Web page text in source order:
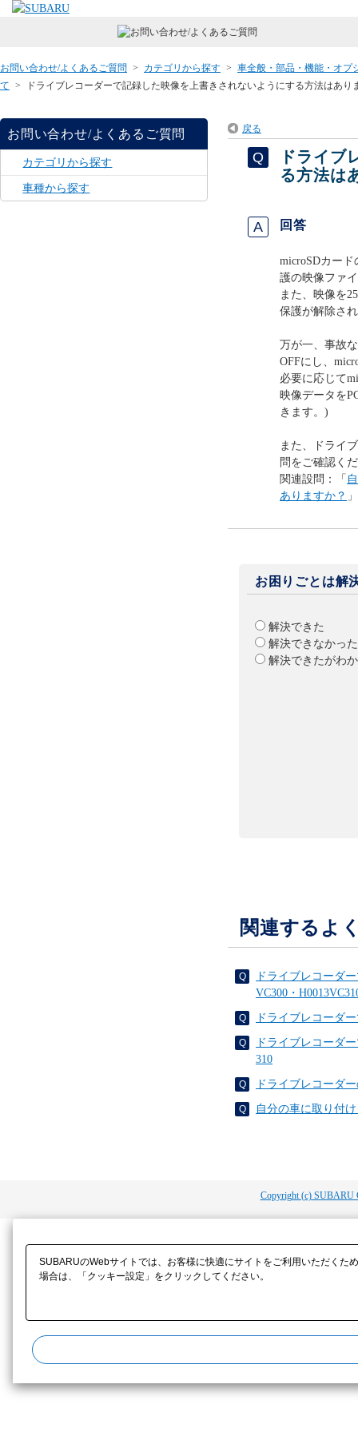
お問い合わせ/よくあるご質問 > カテゴリから探す > 車全般・部品・機能・オプ
て > ドライブレコーダーで記録した映像を上書きされないようにする方法はあり
お問い合わせ/よくあるご質問
カテゴリから探す
車種から探す
戻る
ドライブ
る方法は
回答
microSDカー
護の映像ファ
また、映像を
保護が解除さ
万が一、事故
OFFにし、
必要に応じて
映像データを
きます。)
また、ドライ
問をご確認く
関連設問：「
ありますか？ 」
お困りごとは解
解決できた
解決できなかった
解決できたがわ
関連するよ
ドライブレコーダ
VC300・
ドライブレコーダ
ドライブレコーダ
310
ドライブレコーダ
自分の車に取り付
Copyright (c) SUBARU
SUBARUのWebサイトでは、お客様に快適にサイトをご利用いただく
場合は、「クッキー設定」をクリックしてください。​